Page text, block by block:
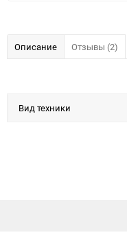
Описание Отзывы (2)
Вид техники